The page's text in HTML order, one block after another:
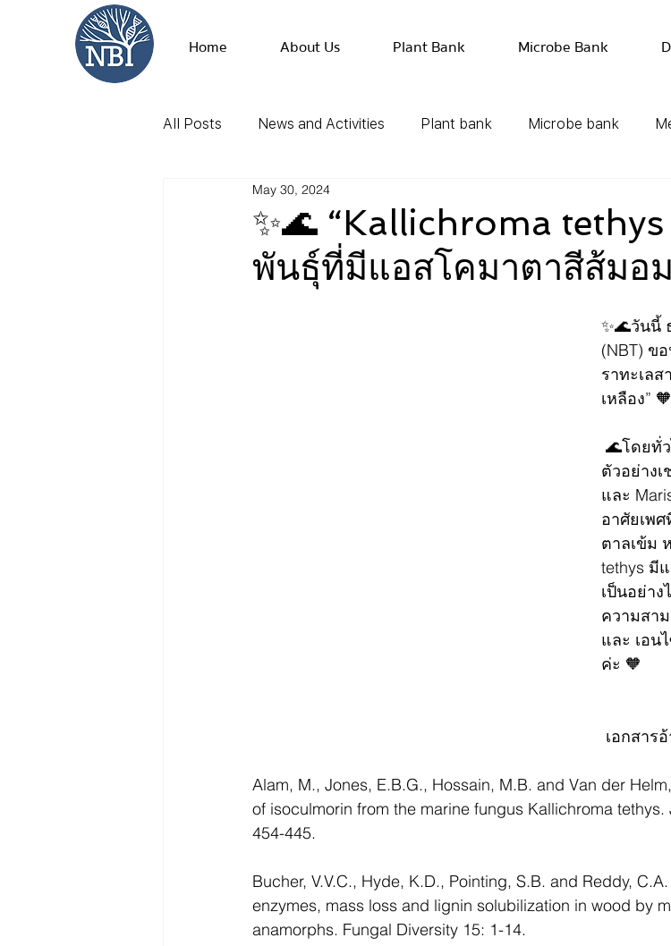
Home About Us Plant Bank Microbe Bank
All Posts News and Activities Plant bank Microbe bank
✨🌊 “Kallichroma tethys
พันธุ์ที่มีแอสโคมาตาสีส้มอม
May 30, 2024
✨🌊วันนี้
(NBT) ข
ราทะเล
เหลือง”
🌊โดยทั่
ตัวอย่างเ
และ
อาศัยเพ
ตาลเข้ม
tethys มี
เป็นอย่า
ความสา
และ เอน
ค่ะ 🧡
เอกสาร
Alam, M., Jones, E.B.G., Hossain, M.B. and Van der
of isoculmorin from the marine fungus Kallichroma
454-445.
Bucher, V.V.C., Hyde, K.D., Pointing, S.B. and Reddy,
enzymes, mass loss and lignin solubilization in wood by
anamorphs. Fungal Diversity 15: 1-14.